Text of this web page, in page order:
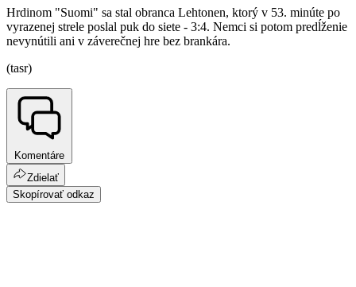
Hrdinom "Suomi" sa stal obranca Lehtonen, ktorý v 53. minúte po
vyrazenej strele poslal puk do siete - 3:4. Nemci si potom predĺženie
nevynútili ani v záverečnej hre bez brankára.
(tasr)
Komentáre
Zdielať
Skopírovať odkaz